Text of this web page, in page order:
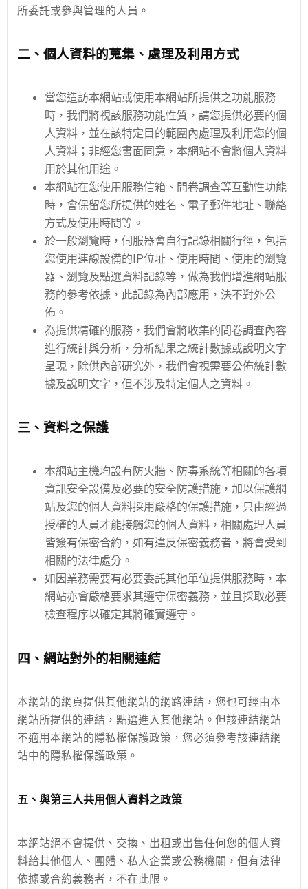
所委託或參與管理的人員。
二、個人資料的蒐集、處理及利用方式
當您造訪本網站或使用本網站所提供之功能服務
時，我們將視該服務功能性質，請您提供必要的個
人資料，並在該特定目的範圍內處理及利用您的個
人資料；非經您書面同意，本網站不會將個人資料
用於其他用途。
本網站在您使用服務信箱、問卷調查等互動性功能
時，會保留您所提供的姓名、電子郵件地址、聯絡
方式及使用時間等。
於一般瀏覽時，伺服器會自行記錄相關行徑，包括
您使用連線設備的IP位址、使用時間、使用的瀏覽
器、瀏覽及點選資料記錄等，做為我們增進網站服
務的參考依據，此記錄為內部應用，決不對外公
佈。
為提供精確的服務，我們會將收集的問卷調查內容
進行統計與分析，分析結果之統計數據或說明文字
呈現，除供內部研究外，我們會視需要公佈統計數
據及說明文字，但不涉及特定個人之資料。
三、資料之保護
本網站主機均設有防火牆、防毒系統等相關的各項
資訊安全設備及必要的安全防護措施，加以保護網
站及您的個人資料採用嚴格的保護措施，只由經過
授權的人員才能接觸您的個人資料，相關處理人員
皆簽有保密合約，如有違反保密義務者，將會受到
相關的法律處分。
如因業務需要有必要委託其他單位提供服務時，本
網站亦會嚴格要求其遵守保密義務，並且採取必要
檢查程序以確定其將確實遵守。
四、網站對外的相關連結
本網站的網頁提供其他網站的網路連結，您也可經由本
網站所提供的連結，點選進入其他網站。但該連結網站
不適用本網站的隱私權保護政策，您必須參考該連結網
站中的隱私權保護政策。
五、與第三人共用個人資料之政策
本網站絕不會提供、交換、出租或出售任何您的個人資
料給其他個人、團體、私人企業或公務機關，但有法律
依據或合約義務者，不在此限。